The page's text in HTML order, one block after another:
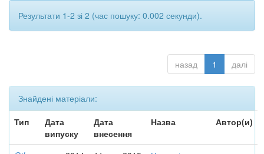
Результати 1-2 зі 2 (час пошуку: 0.002 секунди).
назад 1 далі
Знайдені матеріали:
Тип
Дата
випуску
Дата
внесення
Назва Автор(и)